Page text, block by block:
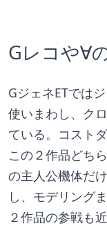
Gレコや∀
GジェネETでは
使いまわし、ク
ている。コスト
この２作品どち
の主人公機体だ
し、モデリング
２作品の参戦も